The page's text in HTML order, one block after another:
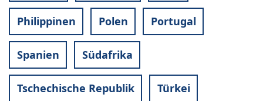
Philippinen Polen Portugal
Spanien Südafrika
Tschechische Republik Türkei